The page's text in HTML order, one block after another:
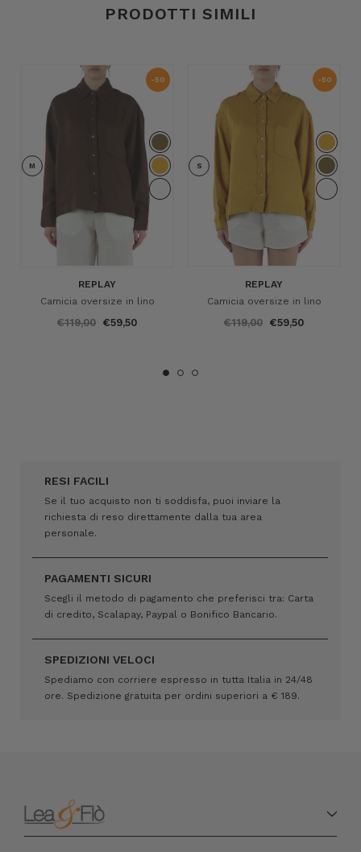
PRODOTTI SIMILI
-50
M
REPLAY
Camicia oversize in lino
€119,00 €59,50
-50
S
REPLAY
Camicia oversize in lino
€119,00 €59,50
RESI FACILI
Se il tuo acquisto non ti soddisfa, puoi inviare la
richiesta di reso direttamente dalla tua area
personale.
PAGAMENTI SICURI
Scegli il metodo di pagamento che preferisci tra: Carta
di credito, Scalapay, Paypal o Bonifico Bancario.
SPEDIZIONI VELOCI
Spediamo con corriere espresso in tutta Italia in 24/48
ore. Spedizione gratuita per ordini superiori a € 189.